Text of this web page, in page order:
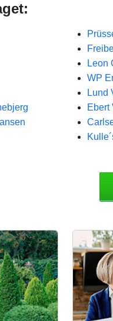
Leon
WP
Lund
Ebert